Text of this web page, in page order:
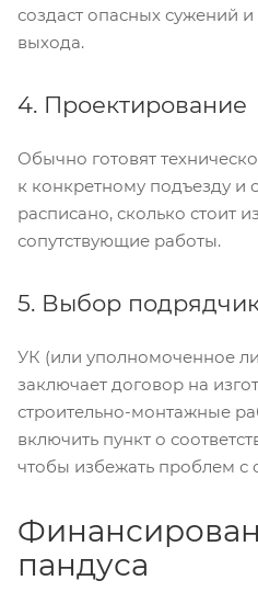
создаст опасных сужений и
выхода.
4. Проектирование
Обычно готовят
к конкретному подъезду и
расписано, сколько стоит
сопутствующие работы.
5. Выбор
УК (или уполномоченное
заключает договор на
строительно-монтажные
включить пункт о
чтобы избежать проблем с
пандуса